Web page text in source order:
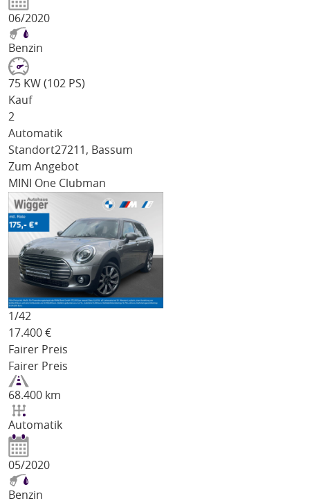
06/2020
Benzin
75 KW (102 PS)
Kauf
2
Automatik
Standort27211, Bassum
Zum Angebot
MINI One Clubman
1/42
17.400 €
Fairer Preis
Fairer Preis
68.400 km
Automatik
05/2020
Benzin